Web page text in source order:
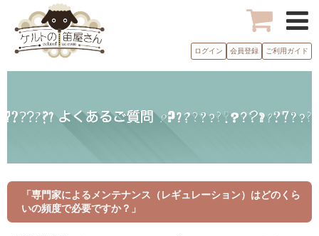
ログイン 会員登録 ご利用ガイド
「専門家によるメンテナンス（レギュレーション）はどのくら
いの頻度で必要ですか？」